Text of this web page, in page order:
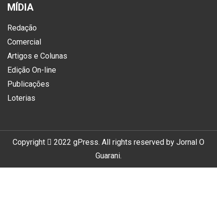
MÍDIA
Redação
Comercial
Artigos e Colunas
Edição On-line
Publicações
Loterias
Copyright 2022 gPress. All rights reserved by Jornal O
Guarani.